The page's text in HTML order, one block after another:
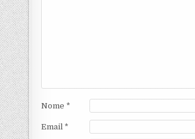
Nome *
Email *